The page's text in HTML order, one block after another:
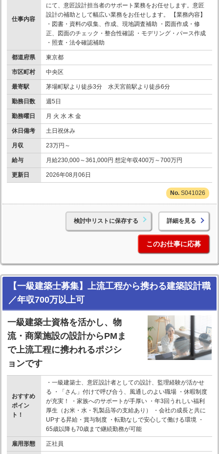
仕事内容
にて、意匠設計担当者のサポート業務をお任せします。意匠
設計の補助として幅広い業務をお任せします。 【業務内容】
・図書・資料の収集、作成、現地調査補助 ・図面作成・修
正、図面のチェック・整合性確認 ・モデリング・パース作成
・照査・法令確認補助
都道府県 東京都
市区町村 中央区
最寄駅 茅場町駅より徒歩3分 水天宮前駅より徒歩6分
勤務日数 週5日
勤務曜日 月 火 水 木 金
休日備考 土日祝休み
月収 23万円～
給与 月給230,000～361,000円 想定年収400万～700万円
更新日 2026年08月06日
S041026
検討中リストに保存する 詳細を見る
このお仕事に応募
【一級建築士募集】上流工程から携わる建築設計職
／年収700万以上可
一級建築士資格を活かし、物
流・商業施設の設計からPMま
で上流工程に携われるポジシ
ョンです
おすすめ
ポイン
ト！
・一級建築士、意匠設計者としての設計、監理経験が活かせ
る ・「さん」付けで呼び合う、風通しのよい職場 ・休暇制度
が充実！ ・家族へのサポートが手厚い ・年3回うれしい福利
厚生（お米・水・乳製品等の支給あり） ・会社の成長と共に
UPする昇給・賞与制度 ・転勤なしで安心して働ける環境 ・
65歳以降も70歳まで継続勤務が可能
雇用形態 正社員